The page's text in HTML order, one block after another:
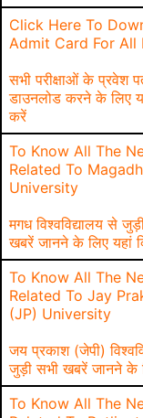
Click Here To
Admit Card For All
सभी परीक्षाओं के प्रवेश
डाउनलोड करने के लिए
करें
To Know All The
Related To Magadh
University
मगध विश्वविद्यालय से
खबरें जानने के लिए यहां
To Know All The
Related To Jay
(JP) University
जय प्रकाश (जेपी)
जुड़ी सभी खबरें जानने के
To Know All The